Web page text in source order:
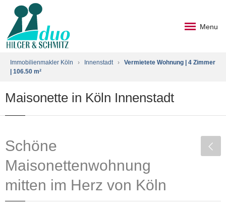
Menu
Immobilienmakler Köln › Innenstadt › Vermietete Wohnung | 4 Zimmer
| 106.50 m²
Maisonette in Köln Innenstadt
Schöne
Maisonettenwohnung
mitten im Herz von Köln